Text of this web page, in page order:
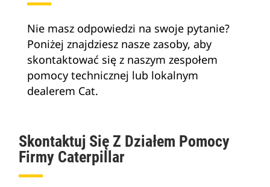
Nie masz odpowiedzi na swoje pytanie?
Poniżej znajdziesz nasze zasoby, aby
skontaktować się z naszym zespołem
pomocy technicznej lub lokalnym
dealerem Cat.
Skontaktuj Się Z Działem Pomocy
Firmy Caterpillar